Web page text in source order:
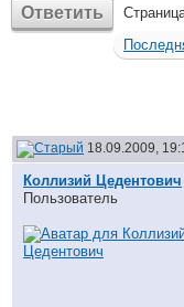
Ответить
18.09.2009,
Коллизий Цедентович
Пользователь